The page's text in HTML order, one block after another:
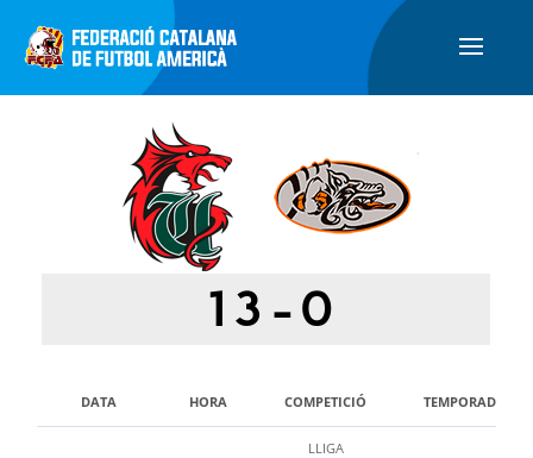
13 -0
DATA HORA COMPETICIÓ TEMPORADA
LLIGA